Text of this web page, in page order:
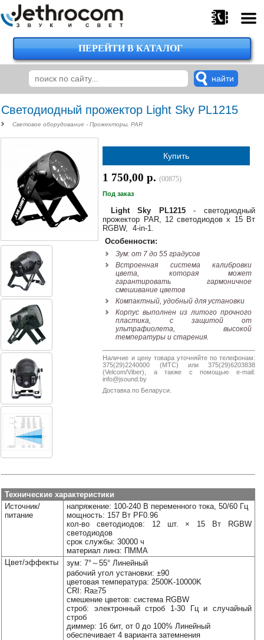
375
224-
00-
00
38-
38
8
38-
38
в
ПЕРЕЙТИ В КАТАЛОГ
Светодиодный прожектор Light Sky PL1215
Световое оборудование - Прожекторы, PAR
Купить
1 750,00 р.(00875)
Под заказ
Light Sky PL1215- светодиодный
прожектор PAR, 12 светодиодов х 15 Вт
RGBW, 4-in-1.
Особенности:
Зум: от 7 до 55 градусов
Встроенная система калибровки
цвета, которая может
гарантировать гармоничное
смешивание цветов
Компактный, удобный для установки
Корпус выполнен из литого прочного
пластика, с защитой от
ультрафиолета, высокой
температуры и старения.
Наличие и цену товара уточняйте по телефонам:
375(29)2240000 (МТС) или 375(29)6203838
(Velcom/Viber), а также с помощью e-mail:
info@jsound.by
Доставка по Беларуси.
Технические характеристики
Источник/
питание
напряжение: 100-240 В переменного тока, 50/60 Гц
мощность: 157 Вт PF0.96
кол-во светодиодов: 12 шт. × 15 Вт RGBW
светодиодов
срок службы: 30000 ч
материал линз: ПММА
Цвет/эффекты
зум: 7°～55° Линейный
рабочий угол установки: ±90
цветовая температура: 2500K-10000K
CRI: Ra≥75
смешение цветов: система RGBW
строб: электронный строб 1-30 Гц и случайный
строб
диммер: 16 бит, от 0 до 100% Линейный
обеспечивает 4 варианта затемнения